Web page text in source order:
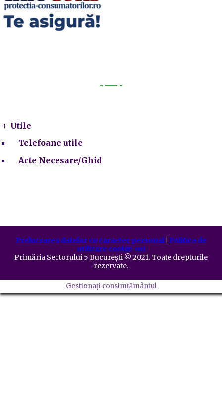
Utile
Telefoane utile
Acte Necesare/Ghid
Prelucrarea datelor cu caracter personal| Politica de
utilizare cookie-uri
Primăria Sectorului 5 București ©️ 2021. Toate drepturile
rezervate.
Gestionați consimțământul